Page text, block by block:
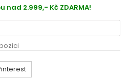
2.999,- Kč ZDARMA!